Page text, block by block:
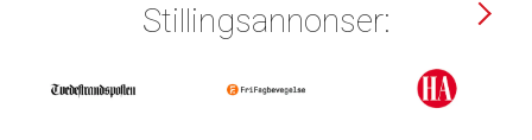
Stillingsannonser: